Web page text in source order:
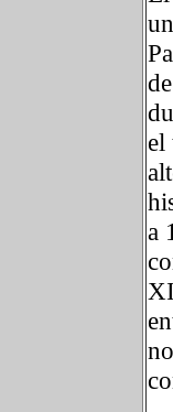
el
a